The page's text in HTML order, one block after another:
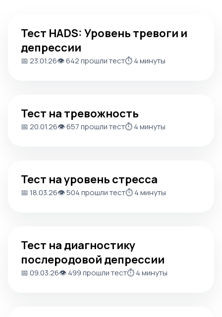
Тест HADS: Уровень тревоги и
депрессии
📅 23.01.26👁️ 642 прошли тест⏱️ 4 минуты
Тест на тревожность
📅 20.01.26👁️ 657 прошли тест⏱️ 4 минуты
Тест на уровень стресса
📅 18.03.26👁️ 504 прошли тест⏱️ 4 минуты
Тест на диагностику
послеродовой депрессии
📅 09.03.26👁️ 499 прошли тест⏱️ 4 минуты